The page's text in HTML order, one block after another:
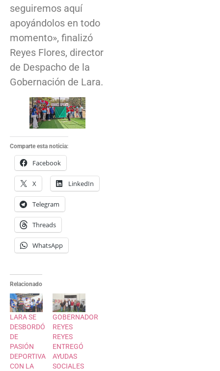
seguiremos aquí
apoyándolos en todo
momento», finalizó
Reyes Flores, director
de Despacho de la
Gobernación de Lara.
Comparte esta noticia:
Facebook
X LinkedIn
Telegram
Threads
WhatsApp
Relacionado
LARA SE
DESBORDÓ
DE
PASIÓN
DEPORTIVA
CON LA
GOBERNADOR
REYES
REYES
ENTREGÓ
AYUDAS
SOCIALES